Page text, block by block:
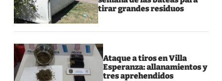
tirar grandes residuos
Ataque a tiros en Villa
Esperanza: allanamientos y
tres aprehendidos